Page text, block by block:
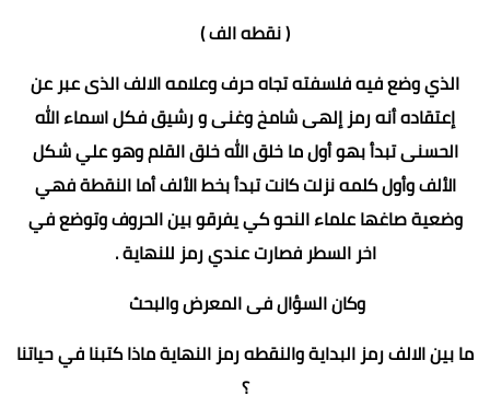
( نقطه الف )
الذي وضع فيه فلسفته تجاه حرف وعلامه الالف الذى عبر عن
إعتقاده أنه رمز إلهى شامخ وغنى و رشيق فكل اسماء الله
الحسنى تبدأ بهو أول ما خلق الله خلق القلم وهو علي شكل
الألف وأول كلمه نزلت كانت تبدأ بخط الألف أما النقطة فهي
وضعية صاغها علماء النحو كي يفرقو بين الحروف وتوضع في
اخر السطر فصارت عندي رمز للنهاية .
وكان السؤال فى المعرض والبحث
ما بين الالف رمز البداية والنقطه رمز النهاية ماذا كتبنا في حياتنا
؟